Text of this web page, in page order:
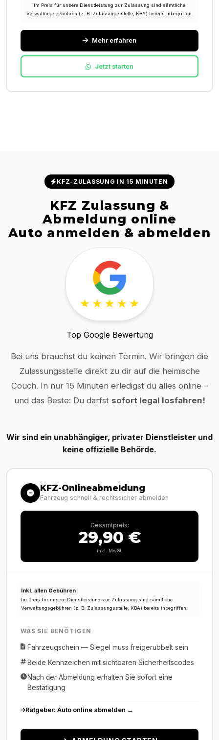
Im Preis für unsere Dienstleistung zur Zulassung sind sämtliche
Verwaltungsgebühren (z. B. Zulassungsstelle, KBA) bereits inbegriffen.
Mehr erfahren
Jetzt starten
KFZ-ZULASSUNG IN 15 MINUTEN
KFZ Zulassung &
Abmeldung online
Auto anmelden & abmelden
Top Google Bewertung
Bei uns brauchst du keinen Termin. Wir bringen die
Zulassungsstelle direkt zu dir auf die heimische
Couch. In nur 15 Minuten erledigst du alles online –
und das Beste: Du darfst sofort legal losfahren!
Wir sind ein unabhängiger, privater Dienstleister und
keine offizielle Behörde.
KFZ-Onlineabmeldung
Fahrzeug schnell & rechtssicher abmelden
Gesamtpreis:
29,90 €
inkl. MwSt.
Inkl. allen Gebühren
Im Preis für unsere Dienstleistung zur Zulassung sind sämtliche
Verwaltungsgebühren (z. B. Zulassungsstelle, KBA) bereits inbegriffen.
WAS SIE BENÖTIGEN
Fahrzeugschein — Siegel muss freigerubbelt sein
Beide Kennzeichen mit sichtbaren Sicherheitscodes
Nach der Abmeldung erhalten Sie sofort eine
Bestätigung
Ratgeber: Auto online abmelden →